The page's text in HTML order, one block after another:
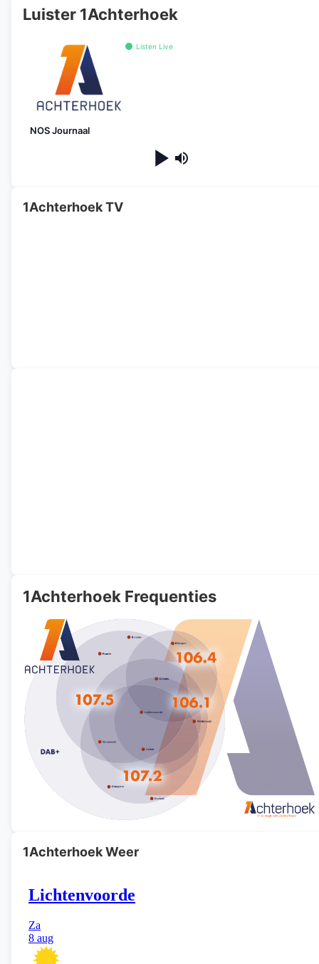
Luister 1Achterhoek
Listen Live
NOS Journaal
1Achterhoek TV
1Achterhoek Frequenties
1Achterhoek Weer